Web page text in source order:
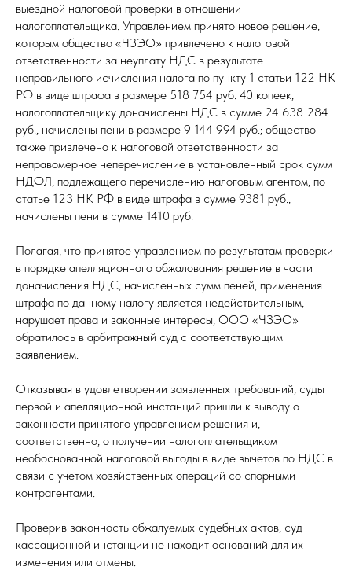
выездной налоговой проверки в отношении
налогоплательщика. Управлением принято новое решение,
которым общество «ЧЗЭО» привлечено к налоговой
ответственности за неуплату НДС в результате
неправильного исчисления налога по пункту 1 статьи 122 НК
РФ в виде штрафа в размере 518 754 руб. 40 копеек,
налогоплательщику доначислены НДС в сумме 24 638 284
руб., начислены пени в размере 9 144 994 руб.; общество
также привлечено к налоговой ответственности за
неправомерное неперечисление в установленный срок сумм
НДФЛ, подлежащего перечислению налоговым агентом, по
статье 123 НК РФ в виде штрафа в сумме 9381 руб.,
начислены пени в сумме 1410 руб.
Полагая, что принятое управлением по результатам проверки
в порядке апелляционного обжалования решение в части
доначисления НДС, начисленных сумм пеней, применения
штрафа по данному налогу является недействительным,
нарушает права и законные интересы, ООО «ЧЗЭО»
обратилось в арбитражный суд с соответствующим
заявлением.
Отказывая в удовлетворении заявленных требований, суды
первой и апелляционной инстанций пришли к выводу о
законности принятого управлением решения и,
соответственно, о получении налогоплательщиком
необоснованной налоговой выгоды в виде вычетов по НДС в
связи с учетом хозяйственных операций со спорными
контрагентами.
Проверив законность обжалуемых судебных актов, суд
кассационной инстанции не находит оснований для их
изменения или отмены.